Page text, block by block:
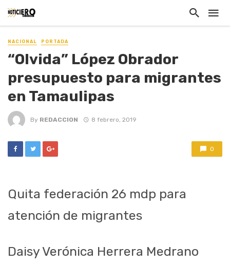
NACIONAL PORTADA
“Olvida” López Obrador
presupuesto para migrantes
en Tamaulipas
By REDACCION 8 febrero, 2019
0
Quita federación 26 mdp para
atención de migrantes
Daisy Verónica Herrera Medrano